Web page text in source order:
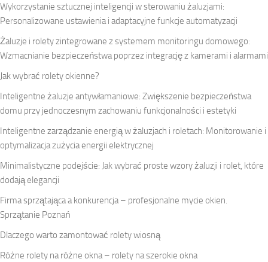
Wykorzystanie sztucznej inteligencji w sterowaniu żaluzjami:
Personalizowane ustawienia i adaptacyjne funkcje automatyzacji
Żaluzje i rolety zintegrowane z systemem monitoringu domowego:
Wzmacnianie bezpieczeństwa poprzez integrację z kamerami i alarmami
Jak wybrać rolety okienne?
Inteligentne żaluzje antywłamaniowe: Zwiększenie bezpieczeństwa
domu przy jednoczesnym zachowaniu funkcjonalności i estetyki
Inteligentne zarządzanie energią w żaluzjach i roletach: Monitorowanie i
optymalizacja zużycia energii elektrycznej
Minimalistyczne podejście: Jak wybrać proste wzory żaluzji i rolet, które
dodają elegancji
Firma sprzątająca a konkurencja – profesjonalne mycie okien.
Sprzątanie Poznań
Dlaczego warto zamontować rolety wiosną
Różne rolety na różne okna – rolety na szerokie okna